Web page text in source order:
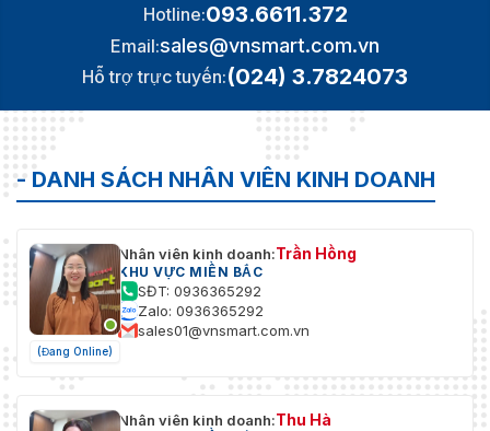
Hotline:093.6611.372
Email:sales@vnsmart.com.vn
Hỗ trợ trực tuyến:(024) 3.7824073
- DANH SÁCH NHÂN VIÊN KINH DOANH
(Đang Online)
Nhân viên kinh doanh:Trần Hồng
KHU VỰC MIỀN BẮC
SĐT: 0936365292
Zalo: 0936365292
sales01@vnsmart.com.vn
Nhân viên kinh doanh:Thu Hà